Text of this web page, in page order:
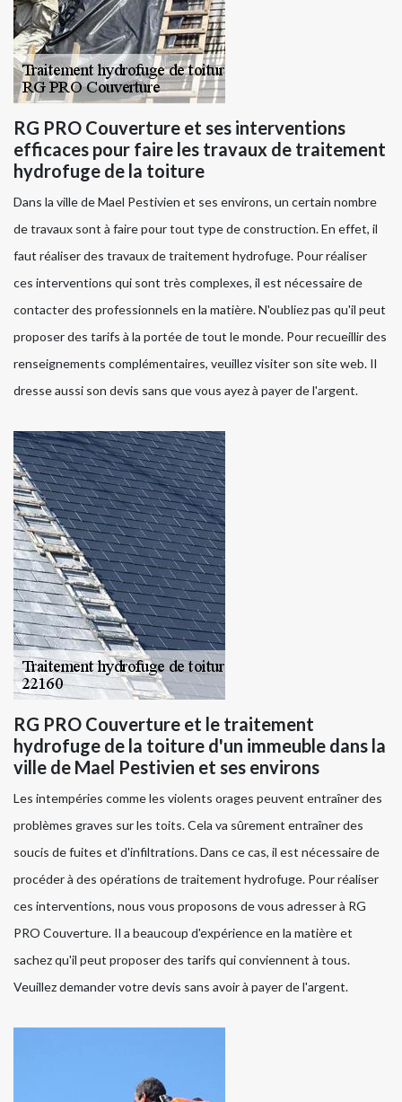
RG PRO Couverture et ses interventions
efficaces pour faire les travaux de traitement
hydrofuge de la toiture
Dans la ville de Mael Pestivien et ses environs, un certain nombre
de travaux sont à faire pour tout type de construction. En effet, il
faut réaliser des travaux de traitement hydrofuge. Pour réaliser
ces interventions qui sont très complexes, il est nécessaire de
contacter des professionnels en la matière. N'oubliez pas qu'il peut
proposer des tarifs à la portée de tout le monde. Pour recueillir des
renseignements complémentaires, veuillez visiter son site web. Il
dresse aussi son devis sans que vous ayez à payer de l'argent.
RG PRO Couverture et le traitement
hydrofuge de la toiture d'un immeuble dans la
ville de Mael Pestivien et ses environs
Les intempéries comme les violents orages peuvent entraîner des
problèmes graves sur les toits. Cela va sûrement entraîner des
soucis de fuites et d'infiltrations. Dans ce cas, il est nécessaire de
procéder à des opérations de traitement hydrofuge. Pour réaliser
ces interventions, nous vous proposons de vous adresser à RG
PRO Couverture. Il a beaucoup d'expérience en la matière et
sachez qu'il peut proposer des tarifs qui conviennent à tous.
Veuillez demander votre devis sans avoir à payer de l'argent.